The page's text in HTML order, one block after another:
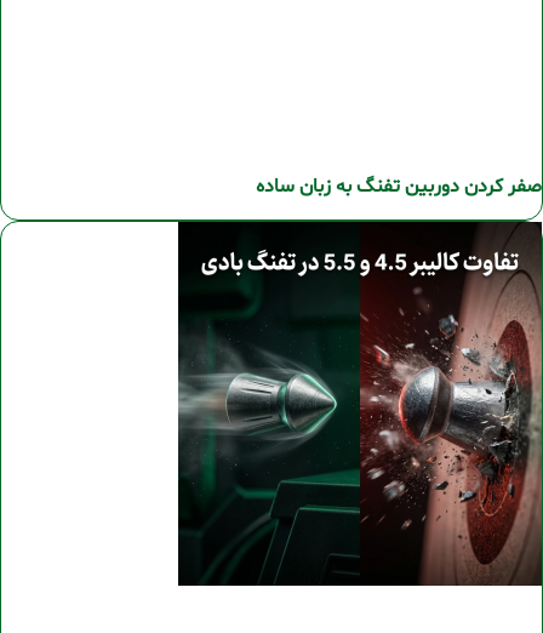
صفر کردن دوربین تفنگ به زبان ساده